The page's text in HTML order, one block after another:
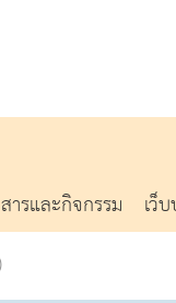
ารและกิจกรรม เว็